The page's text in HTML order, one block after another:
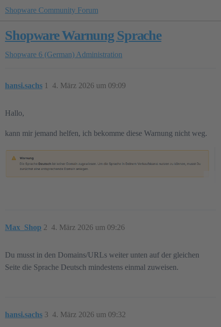
Shopware Community Forum
Shopware Warnung Sprache
Shopware 6 (German) Administration
hansi.sachs 4. März 2026 um 09:09
1
Hallo,
kann mir jemand helfen, ich bekomme diese Warnung nicht weg.
Max_Shop 4. März 2026 um 09:26
2
Du musst in den Domains/URLs weiter unten auf der gleichen
Seite die Sprache Deutsch mindestens einmal zuweisen.
hansi.sachs 4. März 2026 um 09:32
3